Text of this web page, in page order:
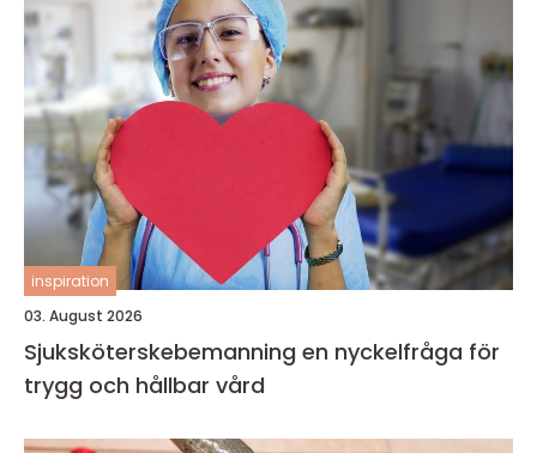
inspiration
03. August 2026
Sjuksköterskebemanning en nyckelfråga för
trygg och hållbar vård